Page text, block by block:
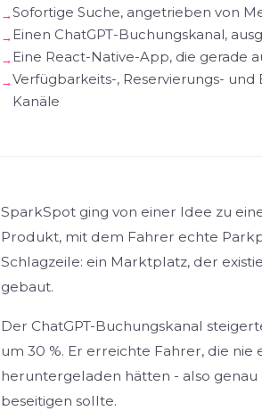
Sofortige Suche, angetrieben von
Einen ChatGPT-Buchungskanal,
Eine React-Native-App, die gerade
Verfügbarkeits-, Reservierungs-
Kanäle
SparkSpot ging von einer Idee zu
Produkt, mit dem Fahrer echte
Schlagzeile: ein Marktplatz, der
gebaut.
Der ChatGPT-Buchungskanal
um 30 %. Er erreichte Fahrer, die nie
heruntergeladen hätten - also genau
beseitigen sollte.